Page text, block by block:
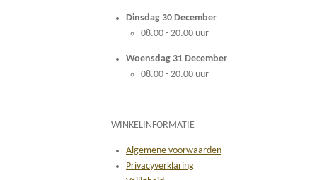
Dinsdag 30 December
08.00 - 20.00 uur
Woensdag 31 December
08.00 - 20.00 uur
WINKELINFORMATIE
Algemene voorwaarden
Privacyverklaring